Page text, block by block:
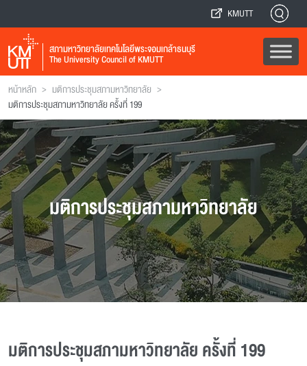
KMUTT
สภามหาวิทยาลัยเทคโนโลยีพระจอมเกล้าธนบุรี
The University Council of KMUTT
หน้าหลัก > มติการประชุมสภามหาวิทยาลัย >
มติการประชุมสภามหาวิทยาลัย ครั้งที่ 199
มติการประชุมสภามหาวิทยาลัย
มติการประชุมสภามหาวิทยาลัย ครั้งที่ 199